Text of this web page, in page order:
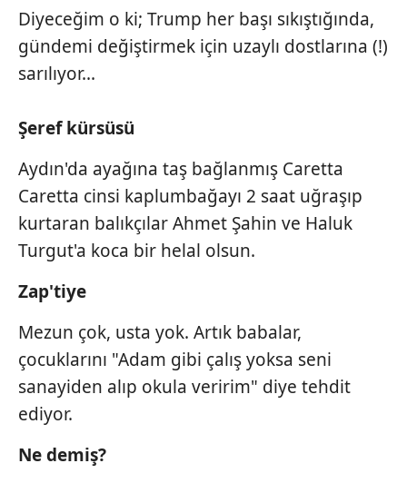
Diyeceğim o ki; Trump her başı sıkıştığında,
gündemi değiştirmek için uzaylı dostlarına (!)
sarılıyor...
Şeref kürsüsü
Aydın'da ayağına taş bağlanmış Caretta
Caretta cinsi kaplumbağayı 2 saat uğraşıp
kurtaran balıkçılar Ahmet Şahin ve Haluk
Turgut'a koca bir helal olsun.
Zap'tiye
Mezun çok, usta yok. Artık babalar,
çocuklarını "Adam gibi çalış yoksa seni
sanayiden alıp okula veririm" diye tehdit
ediyor.
Ne demiş?